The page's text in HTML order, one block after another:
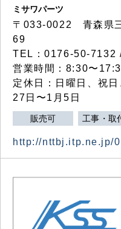
ミサワパーツ
〒033-0022 青森県
69
TEL：0176-50-7132
営業時間：8:30〜
定休日：日曜日、祝
27日〜1月5日
販売可 工事・取
http://nttbj.itp.ne.jp/